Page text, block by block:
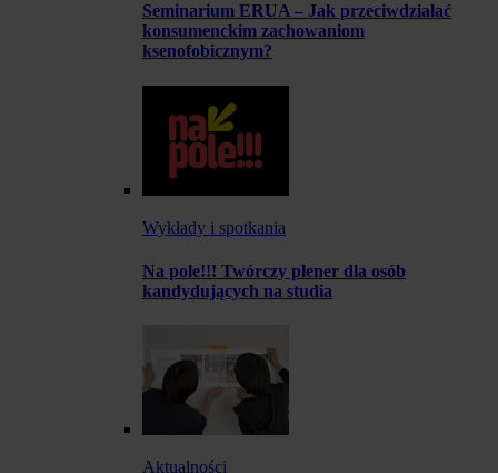
Seminarium ERUA – Jak przeciwdziałać
konsumenckim zachowaniom
ksenofobicznym?
Wykłady i spotkania
Na pole!!! Twórczy plener dla osób
kandydujących na studia
Aktualności